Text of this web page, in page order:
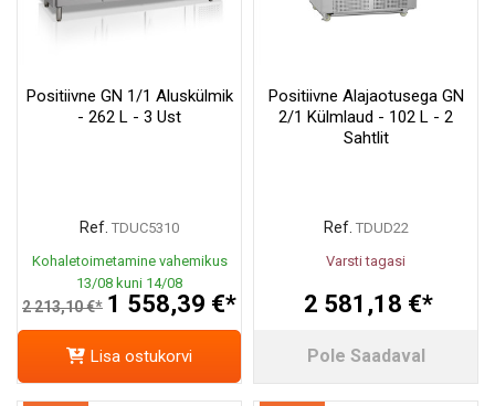
Positiivne GN 1/1 Aluskülmik
- 262 L - 3 Ust
Ref. TDUC5310
Kohaletoimetamine vahemikus
13/08 kuni 14/08
2 213,10 €* 1 558,39 €*
Lisa ostukorvi
Positiivne Alajaotusega GN
2/1 Külmlaud - 102 L - 2
Sahtlit
Ref. TDUD22
Varsti tagasi
2 581,18 €*
Pole Saadaval